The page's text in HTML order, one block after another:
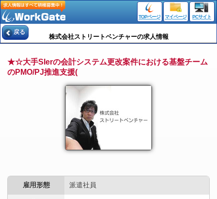
TOPページ マイページ PCサイト
戻る
株式会社ストリートベンチャーの求人情報
★☆大手SIerの会計システム更改案件における基盤チーム
のPMO/PJ推進支援(
雇用形態 派遣社員